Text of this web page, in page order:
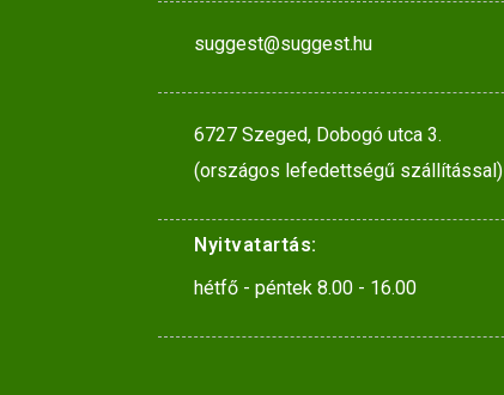
suggest@suggest.hu
6727 Szeged, Dobogó utca 3.
(országos lefedettségű szállítással)
Nyitvatartás:
hétfő - péntek 8.00 - 16.00